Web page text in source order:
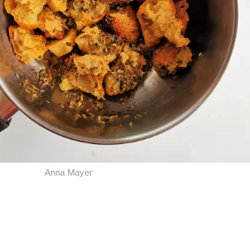
Anna Mayer